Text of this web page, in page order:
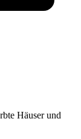
Häuser und